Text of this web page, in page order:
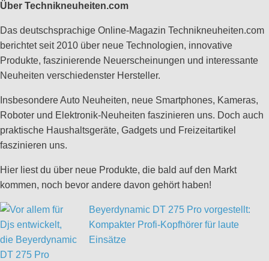
Über Technikneuheiten.com
Das deutschsprachige Online-Magazin Technikneuheiten.com
berichtet seit 2010 über neue Technologien, innovative
Produkte, faszinierende Neuerscheinungen und interessante
Neuheiten verschiedenster Hersteller.
Insbesondere Auto Neuheiten, neue Smartphones, Kameras,
Roboter und Elektronik-Neuheiten faszinieren uns. Doch auch
praktische Haushaltsgeräte, Gadgets und Freizeitartikel
faszinieren uns.
Hier liest du über neue Produkte, die bald auf den Markt
kommen, noch bevor andere davon gehört haben!
Beyerdynamic DT 275 Pro vorgestellt:
Kompakter Profi-Kopfhörer für laute
Einsätze